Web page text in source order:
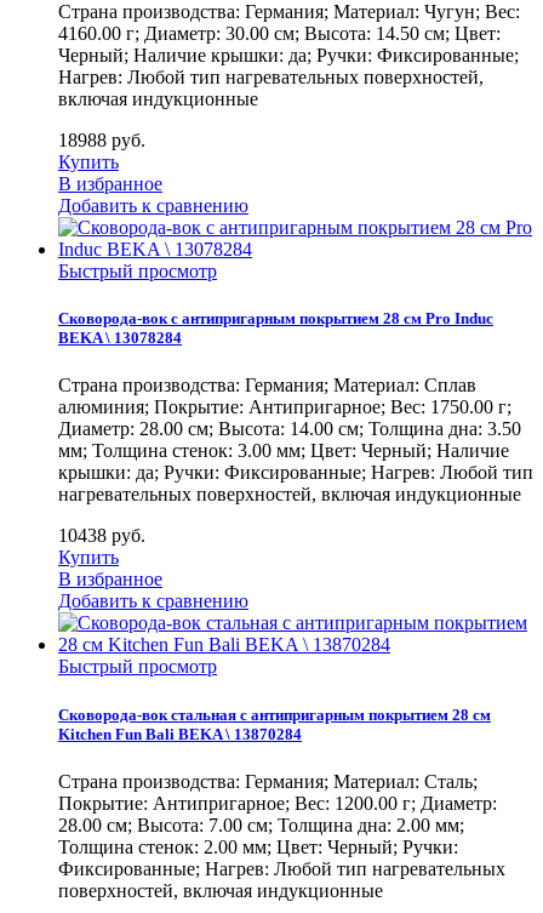
Страна производства: Германия; Материал: Чугун; Вес:
4160.00 г; Диаметр: 30.00 см; Высота: 14.50 см; Цвет:
Черный; Наличие крышки: да; Ручки: Фиксированные;
Нагрев: Любой тип нагревательных поверхностей,
включая индукционные
18988 руб.
Купить
В избранное
Добавить к сравнению
Быстрый просмотр
Сковорода-вок с антипригарным покрытием 28 см Pro Induc
BEKA \ 13078284
Страна производства: Германия; Материал: Сплав
алюминия; Покрытие: Антипригарное; Вес: 1750.00 г;
Диаметр: 28.00 см; Высота: 14.00 см; Толщина дна: 3.50
мм; Толщина стенок: 3.00 мм; Цвет: Черный; Наличие
крышки: да; Ручки: Фиксированные; Нагрев: Любой тип
нагревательных поверхностей, включая индукционные
10438 руб.
Купить
В избранное
Добавить к сравнению
Быстрый просмотр
Сковорода-вок стальная с антипригарным покрытием 28 см
Kitchen Fun Bali BEKA \ 13870284
Страна производства: Германия; Материал: Сталь;
Покрытие: Антипригарное; Вес: 1200.00 г; Диаметр:
28.00 см; Высота: 7.00 см; Толщина дна: 2.00 мм;
Толщина стенок: 2.00 мм; Цвет: Черный; Ручки:
Фиксированные; Нагрев: Любой тип нагревательных
поверхностей, включая индукционные